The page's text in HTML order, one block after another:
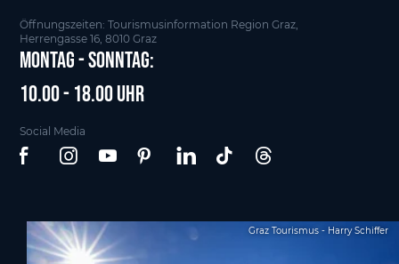
Öffnungszeiten: Tourismusinformation Region Graz,
Herrengasse 16, 8010 Graz
Montag - Sonntag:
10.00 - 18.00 Uhr
Social Media
Graz Tourismus - Harry Schiffer